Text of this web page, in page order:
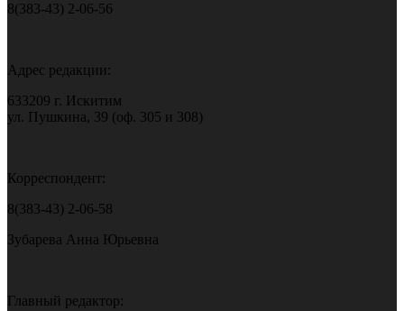
8(383-43) 2-06-56
Адрес редакции:
633209 г. Искитим
ул. Пушкина, 39 (оф. 305 и 308)
Корреспондент:
8(383-43) 2-06-58
Зубарева Анна Юрьевна
Главный редактор: